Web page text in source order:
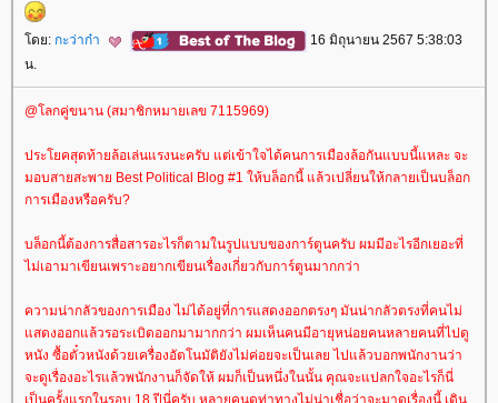
ดย: กะว่าก๋า
16 มิถุนายน 2567 5:38:03
น.
@โลกคู่ขนาน (สมาชิกหมายเลข 7115969)
ประโยคสุดท้ายล้อเล่นแรงนะครับ แต่เข้าใจได้คนการเมืองล้อกันแบบนี้แหละ จะ
มอบสายสะพาย Best Political Blog #1 ให้บล็อกนี้ แล้วเปลี่ยนให้กลายเป็นบล็อก
การเมืองหรือครับ?
บล็อกนี้ต้องการสื่อสารอะไรก็ตามในรูปแบบของการ์ตูนครับ ผมมีอะไรอีกเยอะที่
ไม่เอามาเขียนเพราะอยากเขียนเรื่องเกี่ยวกับการ์ตูนมากกว่า
ความน่ากลัวของการเมือง ไม่ได้อยู่ที่การแสดงออกตรงๆ มันน่ากลัวตรงที่คนไม่
สดงออกแล้วรอระเบิดออกมามากกว่า ผมเห็นคนมีอายุหน่อยคนหลายคนที่ไปดู
หนัง ซื้อตั๋วหนังด้วยเครื่องอัตโนมัติยังไม่ค่อยจะเป็นเลย ไปแล้วบอกพนักงานว่า
จะดูเรื่องอะไรแล้วพนักงานก็จัดให้ ผมก็เป็นหนึ่งในนั้น คุณจะแปลกใจอะไรก็นี่
เป็นครั้งแรกในรอบ 18 ปีนี่ครับ หลายคนดูท่าทางไม่น่าเชื่อว่าจะมาดูเรื่องนี้ เดิน